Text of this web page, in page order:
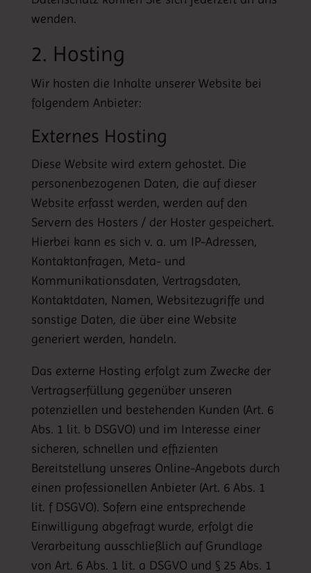
wenden.
2. Hosting
Wir hosten die Inhalte unserer Website bei
folgendem Anbieter:
Externes Hosting
Diese Website wird extern gehostet. Die
personenbezogenen Daten, die auf dieser
Website erfasst werden, werden auf den
Servern des Hosters / der Hoster gespeichert.
Hierbei kann es sich v. a. um IP-Adressen,
Kontaktanfragen, Meta- und
Kommunikationsdaten, Vertragsdaten,
Kontaktdaten, Namen, Websitezugriffe und
sonstige Daten, die über eine Website
generiert werden, handeln.
Das externe Hosting erfolgt zum Zwecke der
Vertragserfüllung gegenüber unseren
potenziellen und bestehenden Kunden (Art. 6
Abs. 1 lit. b DSGVO) und im Interesse einer
sicheren, schnellen und effizienten
Bereitstellung unseres Online-Angebots durch
einen professionellen Anbieter (Art. 6 Abs. 1
lit. f DSGVO). Sofern eine entsprechende
Einwilligung abgefragt wurde, erfolgt die
Verarbeitung ausschließlich auf Grundlage
von Art. 6 Abs. 1 lit. a DSGVO und § 25 Abs. 1